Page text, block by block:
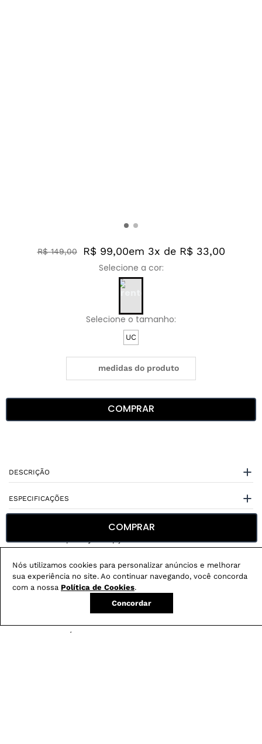
Nós utilizamos cookies para personalizar anúncios e melhorar
sua experiência no site. Ao continuar navegando, você concorda
com a nossa Política de Cookies.
Concordar
R$ 149,00 R$ 99,00em 3x de R$ 33,00
UC
medidas do produto
COMPRAR
DESCRIÇÃO
ESPECIFICAÇÕES
Não sei meu CEP
benefícios:
FRETE GRÁTIS
COMPRAR